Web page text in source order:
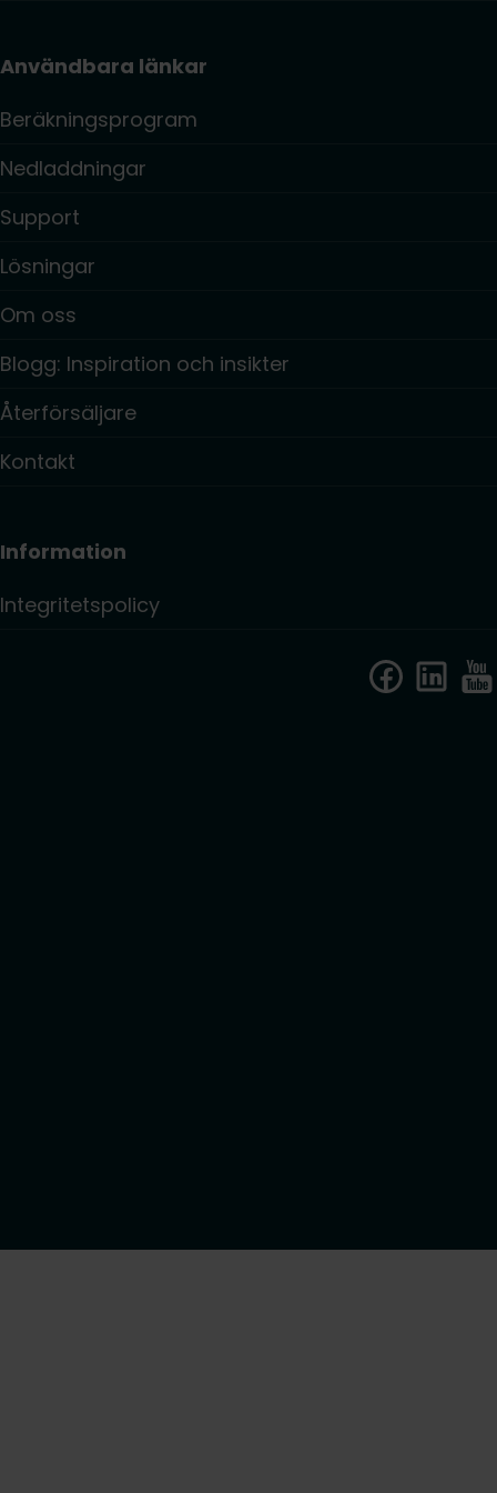
Användbara länkar
Beräkningsprogram
Nedladdningar
Support
Lösningar
Om oss
Blogg: Inspiration och insikter
Återförsäljare
Kontakt
Information
Integritetspolicy